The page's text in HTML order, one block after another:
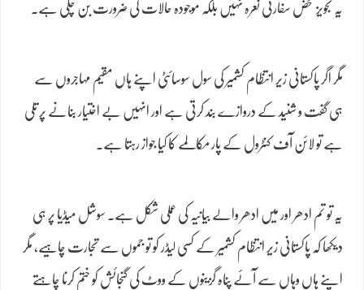
یہ تجویز محض سفارتی نعرہ نہیں بلکہ موجودہ حالات کی ضرورت بن چکی ہے۔
مگر اگر پاکستانی زیر انتظام کشمیر کی سول سوسائٹی اپنے ہاں مقیم مہاجروں سے
ہی گفت و شنید کے دروازے بند کرتی ہے اور انہیں بے اختیار بنانے پر تلی
ہے تو لائن آف کنٹرول کے پار مکالمے کا کیا جواز رہتا ہے۔
یہ تو تم ادھر اور میں ادھر والے بیانیہ کی عملی شکل ہے۔ سوشل میڈیا پر ہی
دیکھا کہ پاکستانی زیر انتظام کشمیر کے کسی لیڈر کو تو جموں سے تجارت چاہیے، مگر
اپنے ہاں وہاں سے آئے پناہ گزینوں کے ووٹ کی گنجائش کو ختم کرنا چاہتے